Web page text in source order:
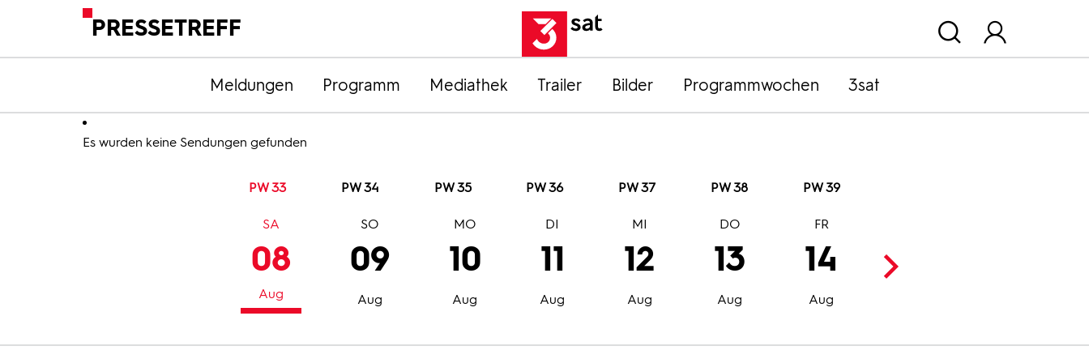
PRESSETREFF
Meldungen Programm Mediathek Trailer Bilder Programmwochen 3sat
Es wurden keine Sendungen gefunden
PW 33 PW 34 PW 35 PW 36 PW 37 PW 38 PW 39
08
Aug
SA
09
Aug
SO
10
Aug
MO
11
Aug
DI
12
Aug
MI
13
Aug
DO
14
Aug
FR
15